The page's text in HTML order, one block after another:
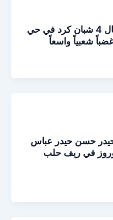
إنزال العلم الكردي واعتقال 4 شبان كرد في حي
شعبياً واسعاً
حيدر حسن حيدر عباس
في ريف حلب